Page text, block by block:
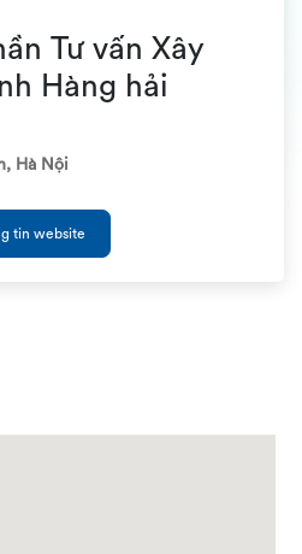
Tư vấn Xây
Hàng hải
Hà Nội
tin website